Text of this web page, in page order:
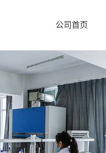
公司首页